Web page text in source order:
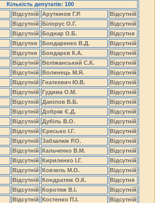
Кількість депутатів: 100
Відсутній Арутюнов Г.Р.
Відсутній
Відсутній Білорус О.Г.
Відсутній
Відсутній Боднар О.Б.
Відсутня
Відсутня Бондаренко В.Д.
Відсутній
Відсутня Бондарєв К.А.
Відсутній
Відсутній Веліжанський С.К.
Відсутній
Відсутній Волинець М.Я.
Відсутній
Відсутній Гнаткевич Ю.В.
Відсутній
Відсутній Гудима О.М.
Відсутній
Відсутній Данілов В.Б.
Відсутній
Відсутній Добряк Є.Д.
Відсутній
Відсутній Дубіль В.О.
Відсутній
Відсутній Єресько І.Г.
Відсутній
Відсутній Забзалюк Р.О.
Відсутній
Відсутній Кальченко В.М.
Відсутній
Відсутній Кириленко І.Г.
Відсутній
Відсутній Ковзель М.О.
Відсутній
Відсутній Кондратюк О.К.
Відсутня
Відсутній Коротюк В.І.
Відсутній
Відсутній Костенко П.І.
Відсутній